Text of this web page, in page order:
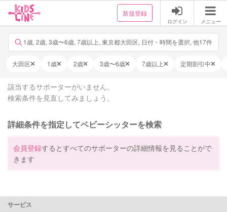
新規登録
ログイン メニュー
1歳, 2歳, 3歳〜6歳, 7歳以上, 東京都大田区, 日付・時間を選択, 他17件
大田区 1歳 2歳 3歳〜6歳 7歳以上 定期割引中
該当するサポーターがいません。
検索条件を見直してみましょう。
詳細条件を指定してベビーシッターを検索
会員登録するとすべてのサポーターの詳細情報を見ることがで
きます
サービス